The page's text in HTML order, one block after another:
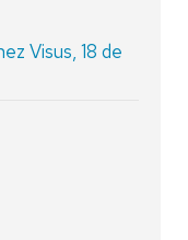
Visus, 18 de